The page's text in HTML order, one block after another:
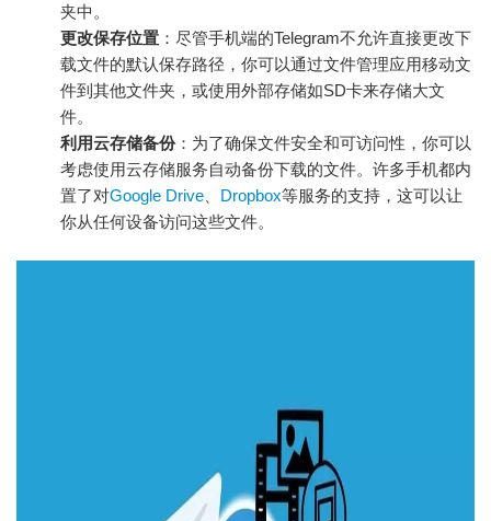
夹中。
更改保存位置 ：尽管手机端的Telegram不允许直接更改下
载文件的默认保存路径，你可以通过文件管理应用移动文
件到其他文件夹，或使用外部存储如SD卡来存储大文
件。
利用云存储备份：为了确保文件安全和可访问性，你可以
考虑使用云存储服务自动备份下载的文件。许多手机都内
置了对Google Drive Dropbox等服务的支持，这可以让
你从任何设备访问这些文件。